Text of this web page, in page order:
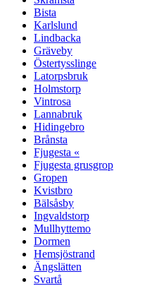
Bista
Karlslund
Lindbacka
Gräveby
Östertysslinge
Latorpsbruk
Holmstorp
Vintrosa
Lannabruk
Hidingebro
Brånsta
Fjugesta «
Fjugesta grusgrop
Gropen
Kvistbro
Bälsåsby
Ingvaldstorp
Mullhyttemo
Dormen
Hemsjöstrand
Ängslätten
Svartå